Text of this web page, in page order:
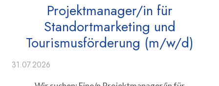
Projektmanager/in für
Standortmarketing und
Tourismusförderung (m/w/d)
31.07.2026